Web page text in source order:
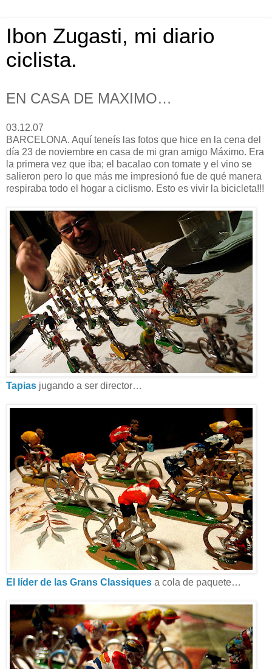
Ibon Zugasti, mi diario
ciclista.
EN CASA DE MAXIMO…
03.12.07
BARCELONA. Aquí teneís las fotos que hice en la cena del
día 23 de noviembre en casa de mi gran amigo Máximo. Era
la primera vez que iba; el bacalao con tomate y el vino se
salieron pero lo que más me impresionó fue de qué manera
respiraba todo el hogar a ciclismo. Esto es vivir la bicicleta!!!
Tapias jugando a ser director…
El líder de las Grans Classiques a cola de paquete…